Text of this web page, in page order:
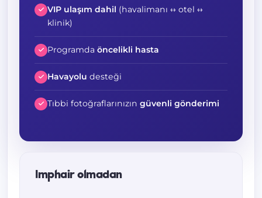
VIP ulaşım dahil (havalimanı ↔ otel ↔
klinik)
Programda öncelikli hasta
Havayolu desteği
Tıbbi fotoğraflarınızın güvenli gönderimi
Imphair olmadan